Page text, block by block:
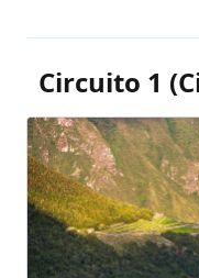
Circuito 1